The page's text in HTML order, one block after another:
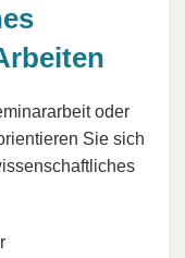
oder
Sie sich